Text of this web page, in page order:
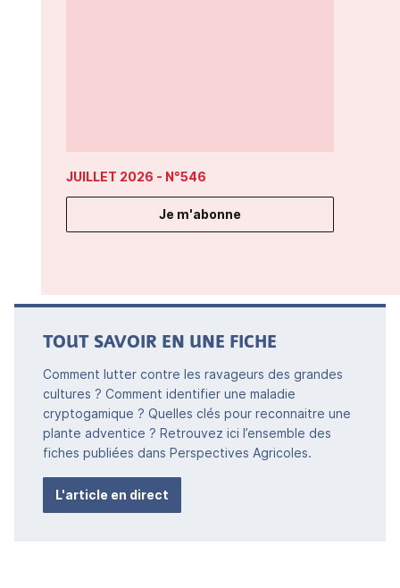
JUILLET 2026 - N°546
Je m'abonne
TOUT SAVOIR EN UNE FICHE
Comment lutter contre les ravageurs des grandes
cultures ? Comment identifier une maladie
cryptogamique ? Quelles clés pour reconnaitre une
plante adventice ? Retrouvez ici l’ensemble des
fiches publiées dans Perspectives Agricoles.
L'article en direct